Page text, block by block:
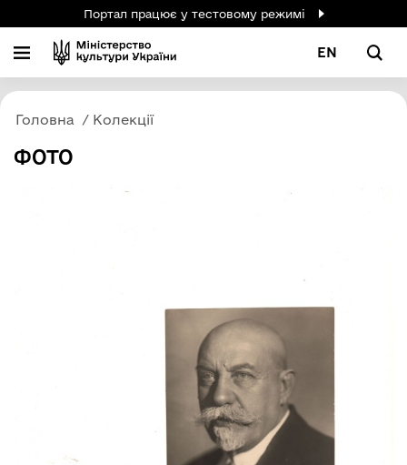
Портал працює у тестовому режимі
EN
Головна Колекції
ФОТО